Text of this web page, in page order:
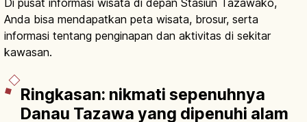
Di pusat informasi wisata di depan Stasiun Tazawako,
Anda bisa mendapatkan peta wisata, brosur, serta
informasi tentang penginapan dan aktivitas di sekitar
kawasan.
Ringkasan: nikmati sepenuhnya
Danau Tazawa yang dipenuhi alam